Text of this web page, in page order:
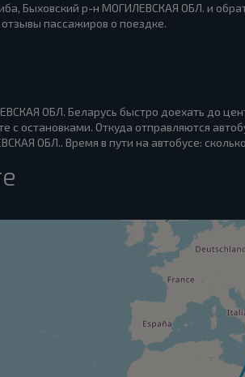
Быховский р-н МОГИЛЕВСКАЯ ОБЛ. и
пассажиров о поездке.
ОБЛ. Беларусь быстро доехать до
с остановками. Откуда отправляются
ОБЛ.. Время в пути на автобусе: